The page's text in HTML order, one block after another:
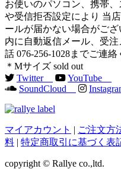
お使いのパソコン、携帯
や受信拒否設定により 当
ールが届かない場合がご
内に自動返信メール、受
話 076-256-1028までご連絡
＊Mサイズ sold out
Twitter
YouTube
SoundCloud
マイアカウント | ご注文方
料 | 特定商取引に基づく表
copyright © Rallye co.,ltd.